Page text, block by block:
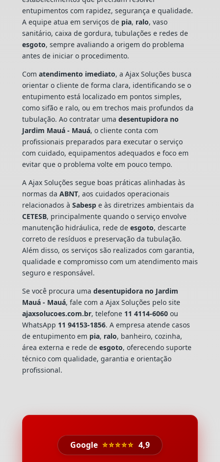
entupimentos com rapidez, segurança e qualidade.
A equipe atua em serviços de pia, ralo, vaso
sanitário, caixa de gordura, tubulações e redes de
esgoto, sempre avaliando a origem do problema
antes de iniciar o procedimento.
Com atendimento imediato, a Ajax Soluções busca
orientar o cliente de forma clara, identificando se o
entupimento está localizado em pontos simples,
como sifão e ralo, ou em trechos mais profundos da
tubulação. Ao contratar uma desentupidora no
Jardim Mauá - Mauá, o cliente conta com
profissionais preparados para executar o serviço
com cuidado, equipamentos adequados e foco em
evitar que o problema volte em pouco tempo.
A Ajax Soluções segue boas práticas alinhadas às
normas da ABNT, aos cuidados operacionais
relacionados à Sabespe às diretrizes ambientais da
CETESB, principalmente quando o serviço envolve
manutenção hidráulica, rede de esgoto, descarte
correto de resíduos e preservação da tubulação.
Além disso, os serviços são realizados com garantia,
qualidade e compromisso com um atendimento mais
seguro e responsável.
Se você procura uma desentupidora no Jardim
Mauá - Mauá, fale com a Ajax Soluções pelo site
ajaxsolucoes.com.br, telefone 11 4114-6060ou
WhatsApp 11 94153-1856. A empresa atende casos
de entupimento em pia, ralo, banheiro, cozinha,
área externa e rede de esgoto, oferecendo suporte
técnico com qualidade, garantia e orientação
profissional.
Google ⭐⭐⭐⭐⭐ 4,9